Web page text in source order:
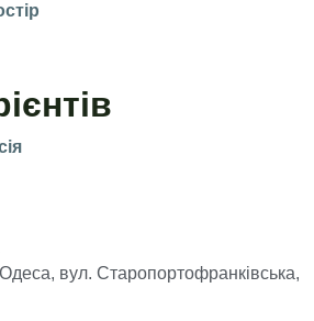
вул. Старопортофранківська,